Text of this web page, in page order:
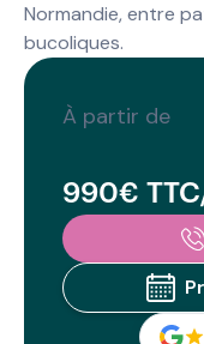
Normandie, entre
bucoliques.
À partir de
990€